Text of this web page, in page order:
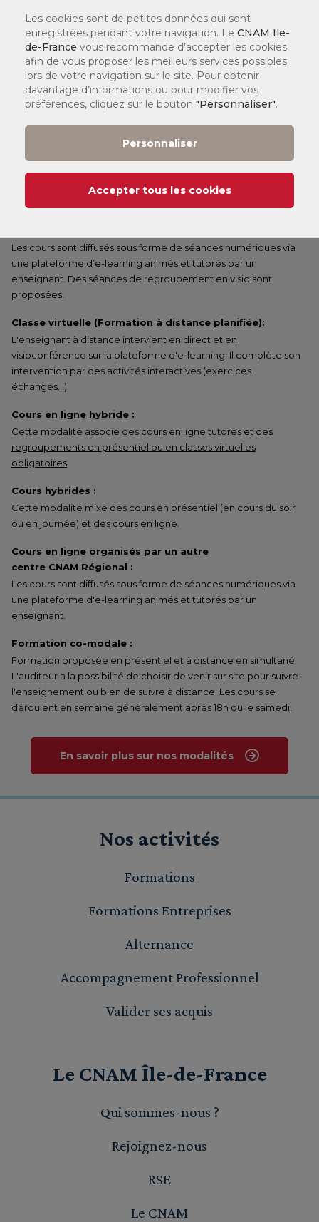
Il s'étend de fin septembre / début octobre à fin janvier / début
février (dates indicatives, renseignez-vous auprès de votre
centre).
Semestre 2 :
Il s'étend de fin février / début mars à début juillet (dates
indicatives, renseignez-vous auprès de votre centre).
Les cours commencent le plus souvent à 18h30 dans les centres.
Cours en journée :
Les cours sont diffusés sous forme de séances numériques via
une plateforme d’e-learning animés et tutorés par un
enseignant. Des séances de regroupement en visio sont
proposées.
Classe virtuelle (Formation à distance planifiée):
L'enseignant à distance intervient en direct et en
visioconférence sur la plateforme d'e-learning. Il complète son
intervention par des activités interactives (exercices
échanges…)
Cours en ligne hybride :
Cette modalité associe des cours en ligne tutorés et des
regroupements en présentiel ou en classes virtuelles
obligatoires
Cours hybrides :
Cette modalité mixe des cours en présentiel (en cours du soir
ou en journée) et des cours en ligne.
Cours en ligne organisés par un autre
centre CNAM Régional :
Les cours sont diffusés sous forme de séances numériques via
une plateforme d'e-learning animés et tutorés par un
enseignant.
Formation co-modale :
Formation proposée en présentiel et à distance en simultané.
L'auditeur a la possibilité de choisir de venir sur site pour suivre
l'enseignement ou bien de suivre à distance. Les cours se
déroulent en semaine généralement après 18h ou le samedi
En savoir plus sur nos modalités
Nos activités
Formations
Formations Entreprises
Alternance
Accompagnement Professionnel
Valider ses acquis
Le CNAM Île-de-France
Qui sommes-nous ?
Rejoignez-nous
RSE
Le CNAM
Les cookies sont de petites données qui sont
enregistrées pendant votre navigation. Le CNAM Ile-
de-France vous recommande d’accepter les cookies
afin de vous proposer les meilleurs services possibles
lors de votre navigation sur le site. Pour obtenir
davantage d’informations ou pour modifier vos
préférences, cliquez sur le bouton "Personnaliser".
Personnaliser
Accepter tous les cookies